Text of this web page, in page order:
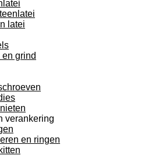
latei
grind
verankering
en ringen